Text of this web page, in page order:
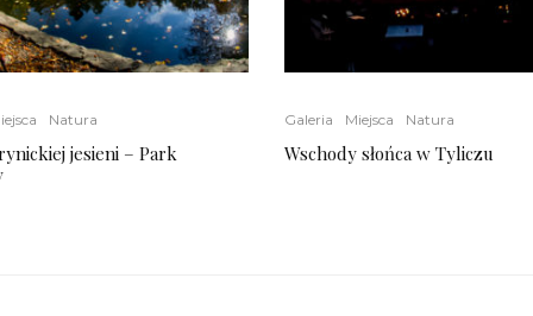
Natura
jesieni – Park
Galeria Miejsca Natura
Wschody słońca w Tyliczu